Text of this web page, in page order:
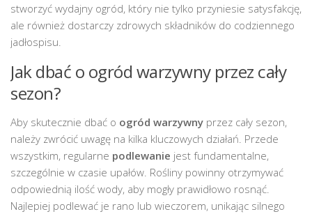
stworzyć wydajny ogród, który nie tylko przyniesie satysfakcję,
ale również dostarczy zdrowych składników do codziennego
jadłospisu.
Jak dbać o ogród warzywny przez cały
sezon?
Aby skutecznie dbać o ogród warzywny przez cały sezon,
należy zwrócić uwagę na kilka kluczowych działań. Przede
wszystkim, regularne podlewanie jest fundamentalne,
szczególnie w czasie upałów. Rośliny powinny otrzymywać
odpowiednią ilość wody, aby mogły prawidłowo rosnąć.
Najlepiej podlewać je rano lub wieczorem, unikając silnego